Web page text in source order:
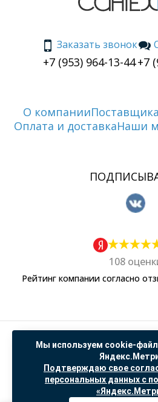
Заказать звонок
+7 (953) 964-13-44+7
О компании
Оплата и доставкаНаши
108
Рейтинг компании согласно
Политика обработки
Согласие на обработку
"© ООО “САНТЕХГИД”, 2026. Все права защищены.
офертой, цены и информация на
Доработка и
Мы используем cookie-
Подтверждаю свое
персональных данных с